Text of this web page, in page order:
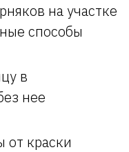
на участке
способы
в
нее
от краски